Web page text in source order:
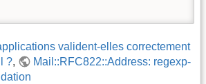
valident-elles correctement
?,
Mail::RFC822::Address: regexp-